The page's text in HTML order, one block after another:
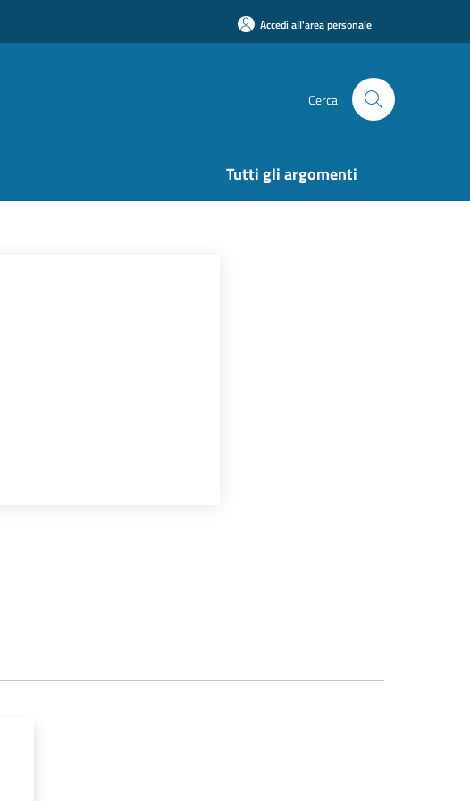
Accedi all'area personale
Cerca
Tutti gli argomenti